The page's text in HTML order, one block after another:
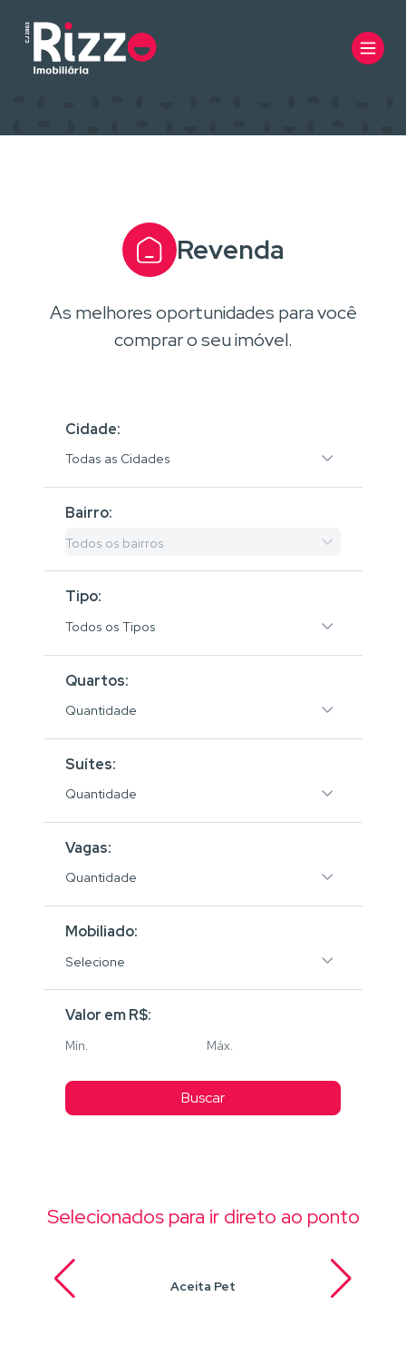
Revenda
As melhores oportunidades para você
comprar o seu imóvel.
Cidade:
Todas as Cidades
Bairro:
Todos os bairros
Tipo:
Todos os Tipos
Quartos:
Quantidade
Suítes:
Quantidade
Vagas:
Quantidade
Mobiliado:
Selecione
Valor em R$:
Buscar
Selecionados para ir direto ao ponto
Aceita Pet